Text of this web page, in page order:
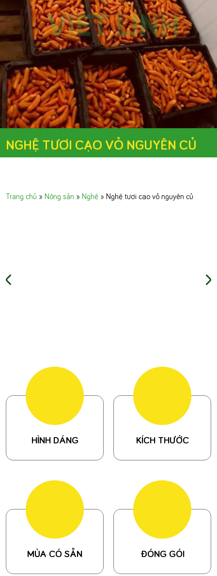
NGHỆ TƯƠI CẠO VỎ NGUYÊN CỦ
Trang chủ » Nông sản » Nghệ » Nghệ tươi cạo vỏ nguyên củ
HÌNH DÁNG KÍCH THƯỚC
MÙA CÓ SẴN ĐÓNG GÓI